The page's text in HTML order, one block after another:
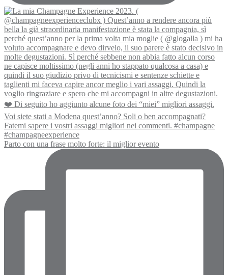
Parto con una frase molto forte: il miglior evento